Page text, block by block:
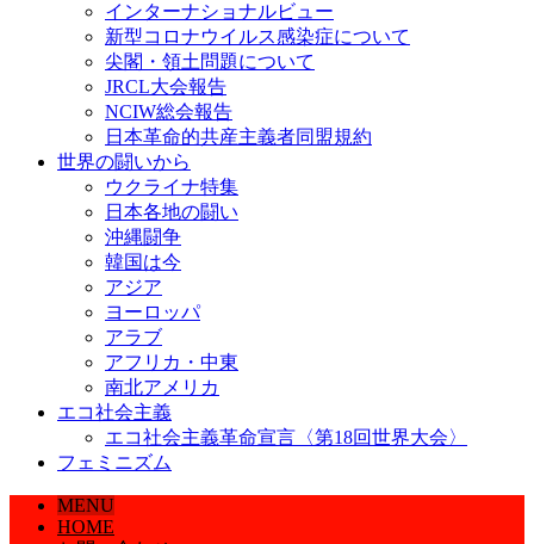
インターナショナルビュー
新型コロナウイルス感染症について
尖閣・領土問題について
JRCL大会報告
NCIW総会報告
日本革命的共産主義者同盟規約
世界の闘いから
ウクライナ特集
日本各地の闘い
沖縄闘争
韓国は今
アジア
ヨーロッパ
アラブ
アフリカ・中東
南北アメリカ
エコ社会主義
エコ社会主義革命宣言〈第18回世界大会〉
フェミニズム
MENU
HOME